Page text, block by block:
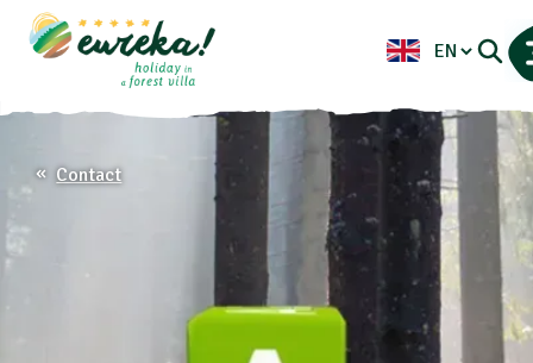
Contact